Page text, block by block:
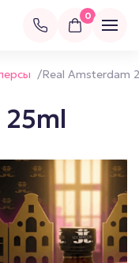
0
/Real Amsterdam